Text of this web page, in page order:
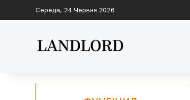
Середа, 24 Червня 2026